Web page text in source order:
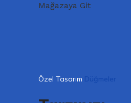
Mağazaya Git
Özel Tasarım